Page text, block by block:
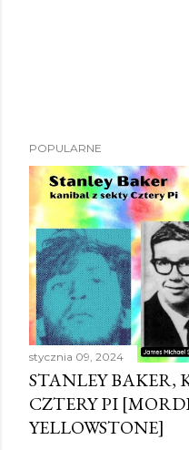
POPULARNE
stycznia 09, 2024
STANLEY BAKER,
CZTERY PI
YELLOWSTONE]